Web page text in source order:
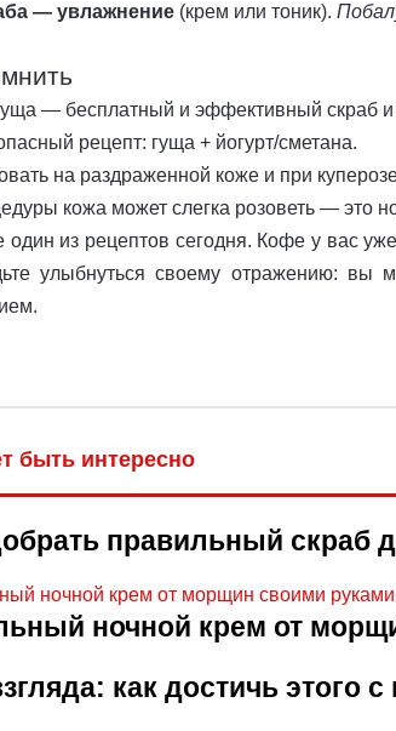
— увлажнение(крем или тоник).
— бесплатный и эффективный скраб и
рецепт: гуща + йогурт/сметана.
на раздраженной коже и при
кожа может слегка розоветь — это
один из рецептов сегодня. Кофе у вас
улыбнуться своему отражению: вы
быть интересно
правильный скраб
ночной крем от
как достичь